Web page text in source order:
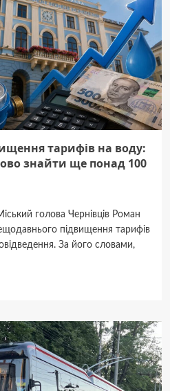
тарифів на воду:
знайти ще понад 100
голова Чернівців Роман
підвищення тарифів
За його словами,